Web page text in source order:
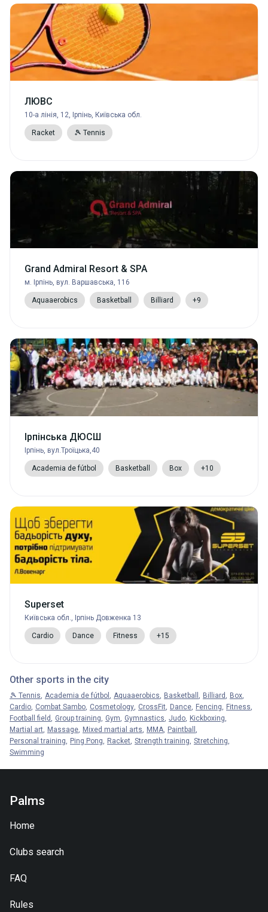
ЛЮВС
10-а лінія, 12, Ірпінь, Київська обл.
Racket 🎾 Tennis
Grand Admiral Resort & SPA
м. Ірпінь, вул. Варшавська, 116
Aquaaerobics Basketball Billiard +9
Ірпінська ДЮСШ
Ірпінь, вул.Троїцька,40
Academia de fútbol Basketball Box +10
Superset
Київська обл., Ірпінь Довженка 13
Cardio Dance Fitness +15
Other sports in the city
🎾 Tennis Academia de fútbol Aquaaerobics Basketball Billiard
Box
Cardio Combat Sambo Cosmetology CrossFit Dance Fencing
Fitness
Football field
Group training Gym Gymnastics Judo
Kickboxing
Martial art
Massage Mixed martial arts MMA
Paintball
Personal training
Ping Pong Racket Strength training Stretching
Swimming
Palms
Home
Clubs search
FAQ
Rules